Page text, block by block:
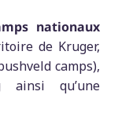
nationaux
de Kruger,
camps),
ainsi qu’une